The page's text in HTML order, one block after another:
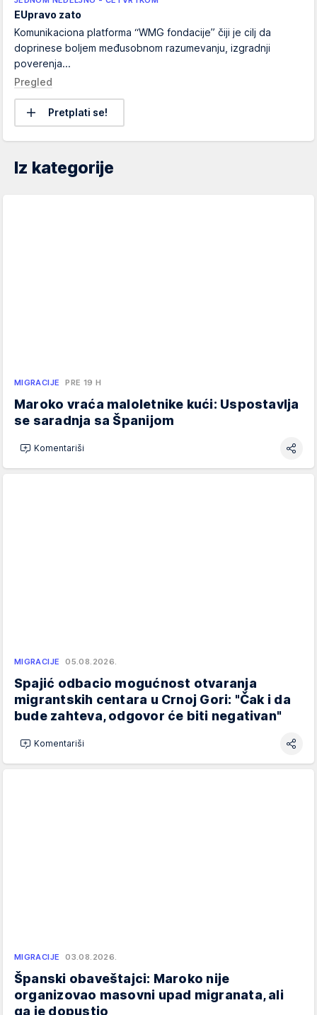
EUpravo zato
Komunikaciona platforma “WMG fondacije” čiji je cilj da
doprinese boljem međusobnom razumevanju, izgradnji
poverenja...
Pregled
Pretplati se!
Iz kategorije
MIGRACIJE PRE 19 H
Maroko vraća maloletnike kući: Uspostavlja
se saradnja sa Španijom
Komentariši
MIGRACIJE 05.08.2026.
Spajić odbacio mogućnost otvaranja
migrantskih centara u Crnoj Gori: "Čak i da
bude zahteva, odgovor će biti negativan"
Komentariši
MIGRACIJE 03.08.2026.
Španski obaveštajci: Maroko nije
organizovao masovni upad migranata, ali
ga je dopustio